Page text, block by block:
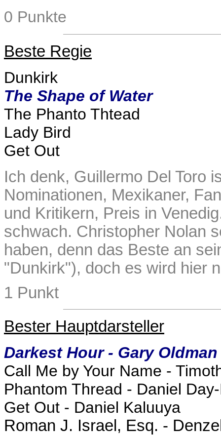
0 Punkte
Beste Regie
Dunkirk
The Shape of Water
The Phanto Thtead
Lady Bird
Get Out
Ich denk, Guillermo Del Toro
Nominationen, Mexikaner,
und Kritikern, Preis in
schwach. Christopher Nolan
haben, denn das Beste an
"Dunkirk"), doch es wird hier
1 Punkt
Bester Hauptdarsteller
Darkest Hour - Gary Oldman
Call Me by Your Name -
Phantom Thread - Daniel
Get Out - Daniel Kaluuya
Roman J. Israel, Esq. -